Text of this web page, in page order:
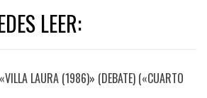
LEER:
LAURA (1986)» (DEBATE) («CUARTO